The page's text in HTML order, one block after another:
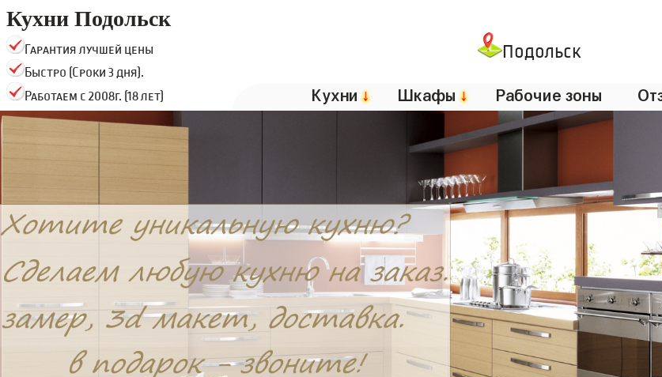
Кухни Подольск
Гарантия лучшей цены
Быстро (Сроки 3 дня).
Работаем с 2008г. (18 лет)
Подольск
Кухни↓ Шкафы↓ Рабочие зоны